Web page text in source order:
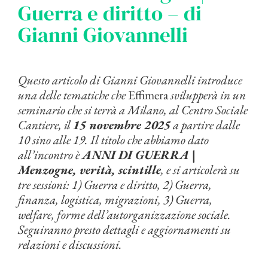
Guerra e diritto – di
Gianni Giovannelli
Questo articolo di Gianni Giovannelli introduce
una delle tematiche cheEffimerasvilupperà in un
seminario che si terrà a Milano, al Centro Sociale
Cantiere, il15 novembre 2025a partire dalle
10 sino alle 19. Il titolo che abbiamo dato
all’incontro èANNI DI GUERRA |
Menzogne, verità, scintille, e si articolerà su
tre sessioni: 1) Guerra e diritto, 2) Guerra,
finanza, logistica, migrazioni, 3) Guerra,
welfare, forme dell’autorganizzazione sociale.
Seguiranno presto dettagli e aggiornamenti su
relazioni e discussioni.